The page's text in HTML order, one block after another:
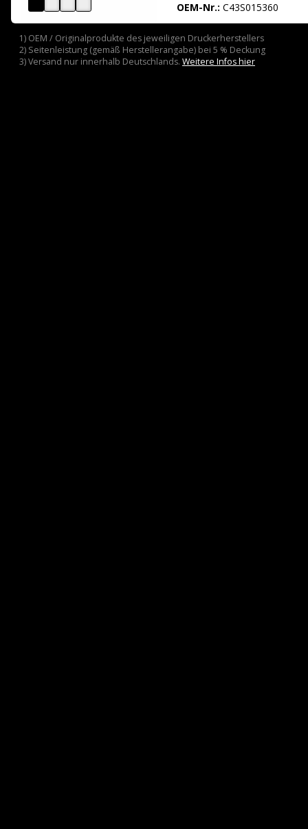
OEM-Nr.: C43S015360
1) OEM / Originalprodukte des jeweiligen Druckerherstellers
2) Seitenleistung (gemäß Herstellerangabe) bei 5 % Deckung
3) Versand nur innerhalb Deutschlands. Weitere Infos hier